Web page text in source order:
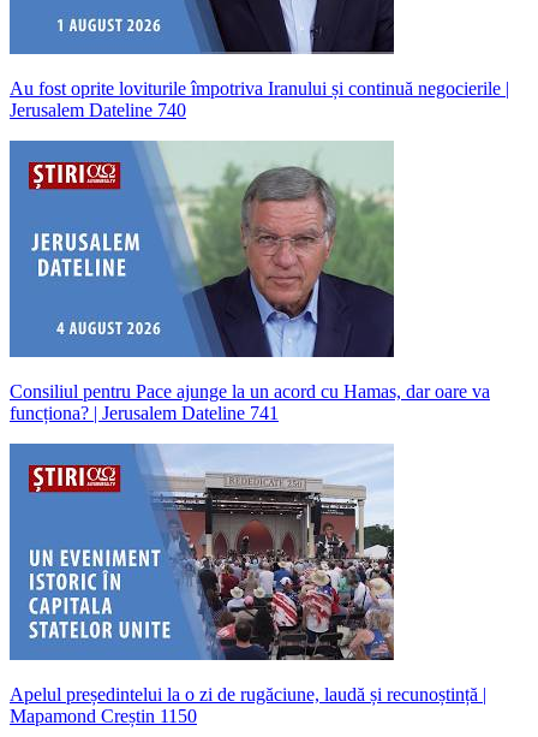
Au fost oprite loviturile împotriva Iranului și continuă negocierile |
Jerusalem Dateline 740
Consiliul pentru Pace ajunge la un acord cu Hamas, dar oare va
funcționa? | Jerusalem Dateline 741
Apelul președintelui la o zi de rugăciune, laudă și recunoștință |
Mapamond Creștin 1150